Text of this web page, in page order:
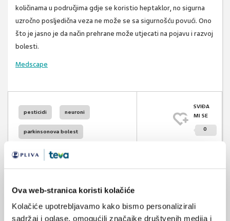
Ova web-stranica koristi kolačiće
Kolačiće upotrebljavamo kako bismo personalizirali
sadržaj i oglase, omogućili značajke društvenih medija i
količinama u područjima gdje se koristio heptaklor, no sigurna
uzročno posljedična veza ne može se sa sigurnošću povući. Ono
što je jasno je da način prehrane može utjecati na pojavu i razvoj
bolesti.
Medscape
pesticidi neuroni
parkinsonova bolest
SVIĐA
MI SE
0